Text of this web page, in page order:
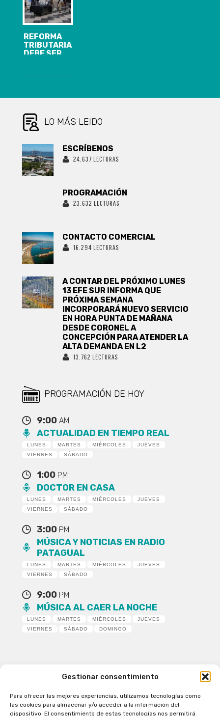
Gestionar consentimiento
Para ofrecer las mejores experiencias, utilizamos tecnologías como
las cookies para almacenar y/o acceder a la información del
dispositivo. El consentimiento de estas tecnologías nos permitirá
REFORMA
TRIBUTARIA
DEBE SER
LO MÁS LEIDO
ESCRÍBENOS
24.637 LECTURAS
PROGRAMACIÓN
23.632 LECTURAS
CONTACTO COMERCIAL
16.294 LECTURAS
A CONTAR DEL PRÓXIMO LUNES
13 EFE SUR INFORMA QUE
PRÓXIMA SEMANA
INCORPORARÁ NUEVO SERVICIO
EN HORA PUNTA DE MAÑANA
DESDE CORONEL A
CONCEPCIÓN PARA ATENDER LA
ALTA DEMANDA EN L2
13.762 LECTURAS
PROGRAMACIÓN DE HOY
9:00 AM
ACTUALIDAD EN TIEMPO REAL
LUNES MARTES MIÉRCOLES
JUEVES
VIERNES
SÁBADO
1:00 PM
DOCTOR EN CASA
LUNES MARTES MIÉRCOLES
JUEVES
VIERNES
SÁBADO
3:00 PM
MÚSICA Y NOTICIAS EN RADIO
PATAGUAL
LUNES MARTES MIÉRCOLES
JUEVES
VIERNES
SÁBADO
9:00 PM
MÚSICA AL CAER LA NOCHE
LUNES MARTES MIÉRCOLES
JUEVES
VIERNES
SÁBADO DOMINGO
Patagual Radio Digital 2026 - Todos los derechos
reservados